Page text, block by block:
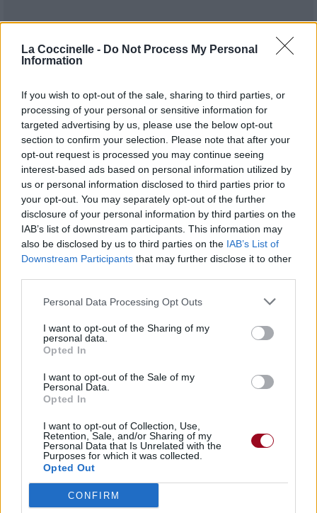
La Coccinelle - Do Not Process My Personal
Information
If you wish to opt-out of the sale, sharing to third parties, or
processing of your personal or sensitive information for
targeted advertising by us, please use the below opt-out
section to confirm your selection. Please note that after your
opt-out request is processed you may continue seeing
interest-based ads based on personal information utilized by
us or personal information disclosed to third parties prior to
your opt-out. You may separately opt-out of the further
disclosure of your personal information by third parties on the
IAB’s list of downstream participants. This information may
also be disclosed by us to third parties on the IAB’s List of
Downstream Participants that may further disclose it to other
Personal Data Processing Opt Outs
I want to opt-out of the Sharing of my
personal data.
Opted In
I want to opt-out of the Sale of my
Personal Data.
Opted In
I want to opt-out of Collection, Use,
Retention, Sale, and/or Sharing of my
Personal Data that Is Unrelated with the
Purposes for which it was collected.
Opted Out
CONFIRM
Publié par KCheu 55178 3
le 22 août 2023 à
12h42.
Chanteurs : Burna Boy
Albums : I Told Them... (2023)
Commentaires
Pour prolonger le plaisir musical :
Vous aimez chanter, apprenez la guitare chez
Télécharger légalement les MP3 sur